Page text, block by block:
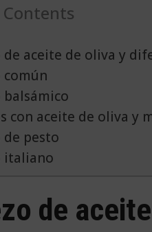
de aceite de oliva y
común
balsámico
con aceite de oliva y
de pesto
italiano
de